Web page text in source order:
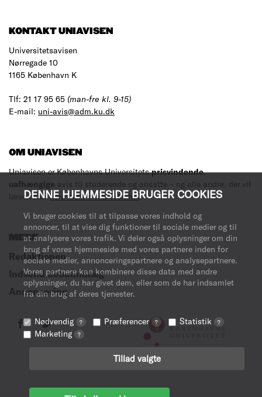
DENNE HJEMMESIDE BRUGER COOKIES
Vi bruger cookies til at tilpasse vores indhold og
annoncer, til at vise dig funktioner til sociale medier og til
at analysere vores trafik. Vi deler også oplysninger om din
brug af vores hjemmeside med vores partnere inden for
sociale medier, annonceringspartnere og analysepartnere.
Vores partnere kan kombinere disse data med andre
oplysninger, du har givet dem, eller som de har indsamlet
fra din brug af deres tjenester.
Nødvendig ? Præferencer ? Statistik ?
Marketing ?
Tillad valgte
KONTAKT UNIAVISEN
Universitetsavisen
Nørregade 10
1165 København K
Tlf: 21 17 95 65 (man-fre kl. 9-15)
E-mail: uni-avis@adm.ku.dk
OM UNIAVISEN
Uniavisen er Københavns Universitetsprisvindende,
uafhængige avis til studerende og ansatte – og alle andre, der vil
læse med.Læs mere om avisen her.
MERE
Redaktionen
Indsend debatindlæg
Annoncering